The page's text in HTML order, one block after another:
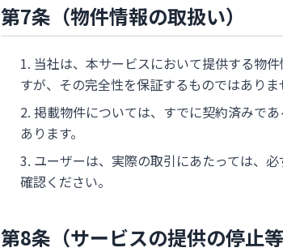
第7条（物件情報の取扱い）
当社は、本サービスにおいて提供する物
すが、その完全性を保証するものではありま
掲載物件については、すでに契約済みで
あります。
ユーザーは、実際の取引にあたっては、
確認ください。
第8条（サービスの提供の停止等